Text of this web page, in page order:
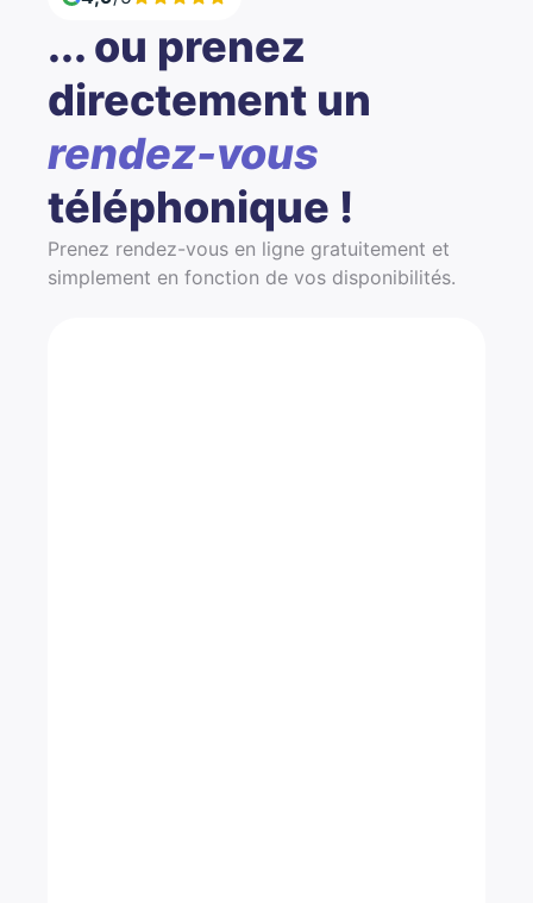
... ou prenez
directement un
rendez-vous
téléphonique !
Prenez rendez-vous en ligne gratuitement et
simplement en fonction de vos disponibilités.